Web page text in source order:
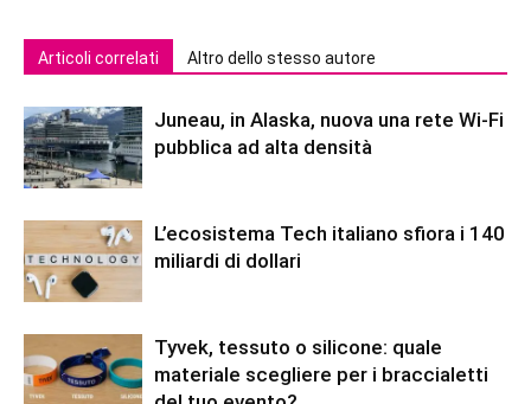
Articoli correlati Altro dello stesso autore
Juneau, in Alaska, nuova una rete Wi-Fi
pubblica ad alta densità
L’ecosistema Tech italiano sfiora i 140
miliardi di dollari
Tyvek, tessuto o silicone: quale
materiale scegliere per i braccialetti